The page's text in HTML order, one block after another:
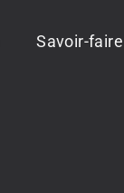
Savoir-faire